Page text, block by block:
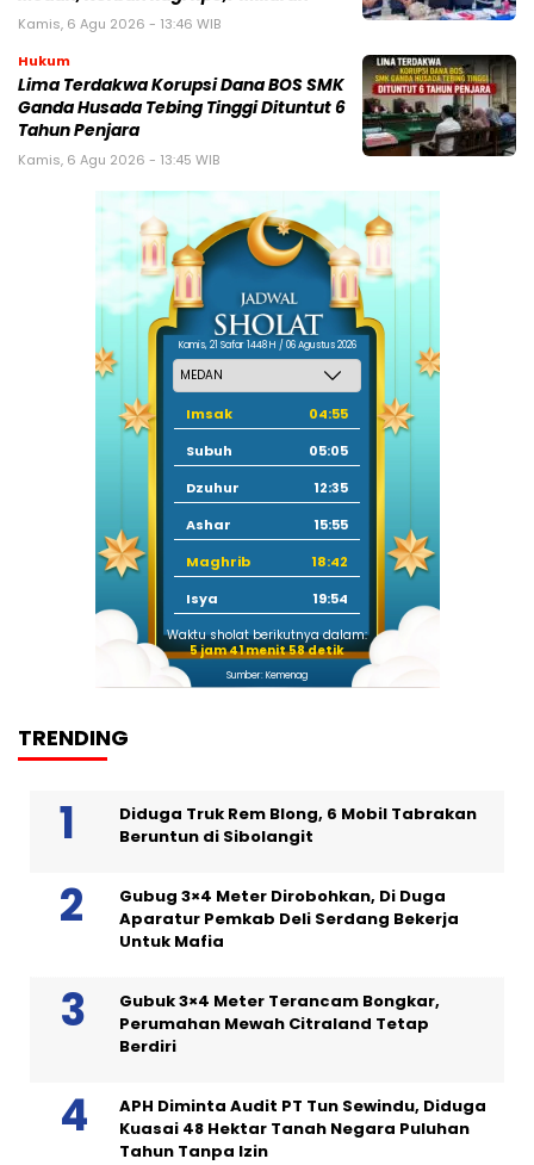
Kamis, 6 Agu 2026 - 13:46 WIB
Hukum
Lima Terdakwa Korupsi Dana BOS SMK
Ganda Husada Tebing Tinggi Dituntut 6
Tahun Penjara
Kamis, 6 Agu 2026 - 13:45 WIB
Kamis, 21 Safar 1448 H / 06 Agustus 2026
Imsak
04:55
Subuh
05:05
Dzuhur
12:35
Ashar
15:55
Maghrib
18:42
Isya
19:54
Waktu sholat berikutnya dalam:
5 jam 41 menit 57 detik
Sumber: Kemenag
TRENDING
Diduga Truk Rem Blong, 6 Mobil Tabrakan
Beruntun di Sibolangit
Gubug 3×4 Meter Dirobohkan, Di Duga
Aparatur Pemkab Deli Serdang Bekerja
Untuk Mafia
Gubuk 3×4 Meter Terancam Bongkar,
Perumahan Mewah Citraland Tetap
Berdiri
APH Diminta Audit PT Tun Sewindu, Diduga
Kuasai 48 Hektar Tanah Negara Puluhan
Tahun Tanpa Izin